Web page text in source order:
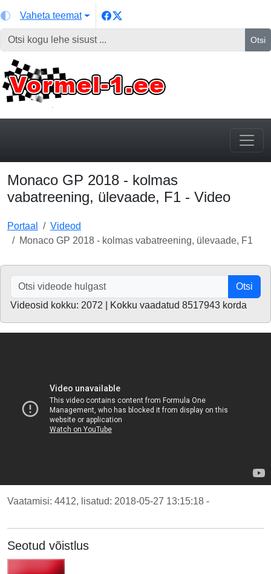
Vaheta teemat
Otsi
Monaco GP 2018 - kolmas
vabatreening, ülevaade, F1 - Video
Portaal
Videod
Monaco GP 2018 - kolmas vabatreening, ülevaade, F1
Otsi
Videosid kokku: 2072 | Kokku vaadatud 8517943 korda
Vaatamisi: 4412, lisatud: 2018-05-27 13:15:18 -
Seotud võistlus